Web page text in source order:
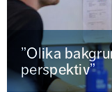
”Olika
perspektiv”